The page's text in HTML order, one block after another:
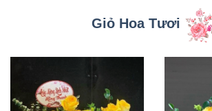
Giỏ Hoa Tươi